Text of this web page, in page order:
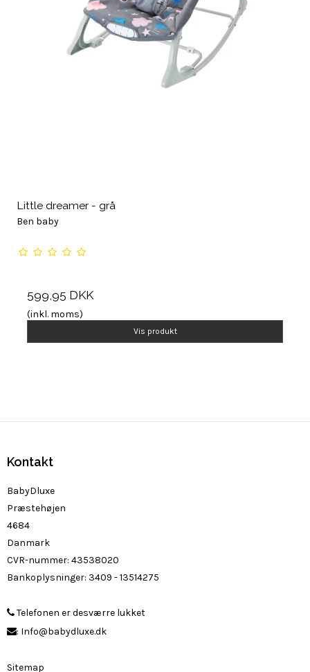
Little dreamer - grå
Ben baby
599,95 DKK
(inkl. moms)
Vis produkt
Kontakt
BabyDluxe
Præstehøjen
4684
Danmark
CVR-nummer: 43538020
Bankoplysninger: 3409 - 13514275
Telefonen er desværre lukket
: Info@babydluxe.dk
Sitemap